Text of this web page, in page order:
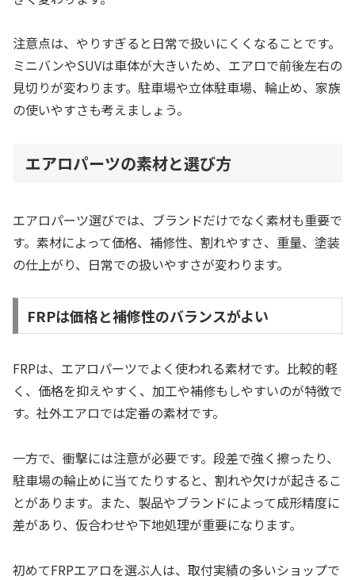
注意点は、やりすぎると日常で扱いにくくなることです。
ミニバンやSUVは車体が大きいため、エアロで前後左右の
見切りが変わります。駐車場や立体駐車場、輪止め、家族
の使いやすさも考えましょう。
エアロパーツの素材と選び方
エアロパーツ選びでは、ブランドだけでなく素材も重要で
す。素材によって価格、補修性、割れやすさ、重量、塗装
の仕上がり、日常での扱いやすさが変わります。
FRPは価格と補修性のバランスがよい
FRPは、エアロパーツでよく使われる素材です。比較的軽
く、価格を抑えやすく、加工や補修もしやすいのが特徴で
す。社外エアロでは定番の素材です。
一方で、衝撃には注意が必要です。段差で強く擦ったり、
駐車場の輪止めに当てたりすると、割れや欠けが起きるこ
とがあります。また、製品やブランドによって成形精度に
差があり、仮合わせや下地処理が重要になります。
初めてFRPエアロを選ぶ人は、取付実績の多いショップで